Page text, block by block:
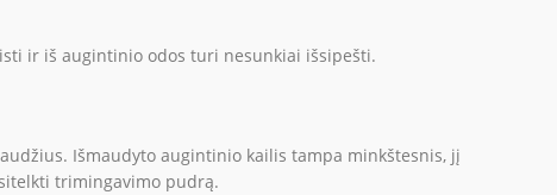
ir iš augintinio odos turi nesunkiai išsipešti.
Išmaudyto augintinio kailis tampa minkštesnis, jį
trimingavimo pudrą.